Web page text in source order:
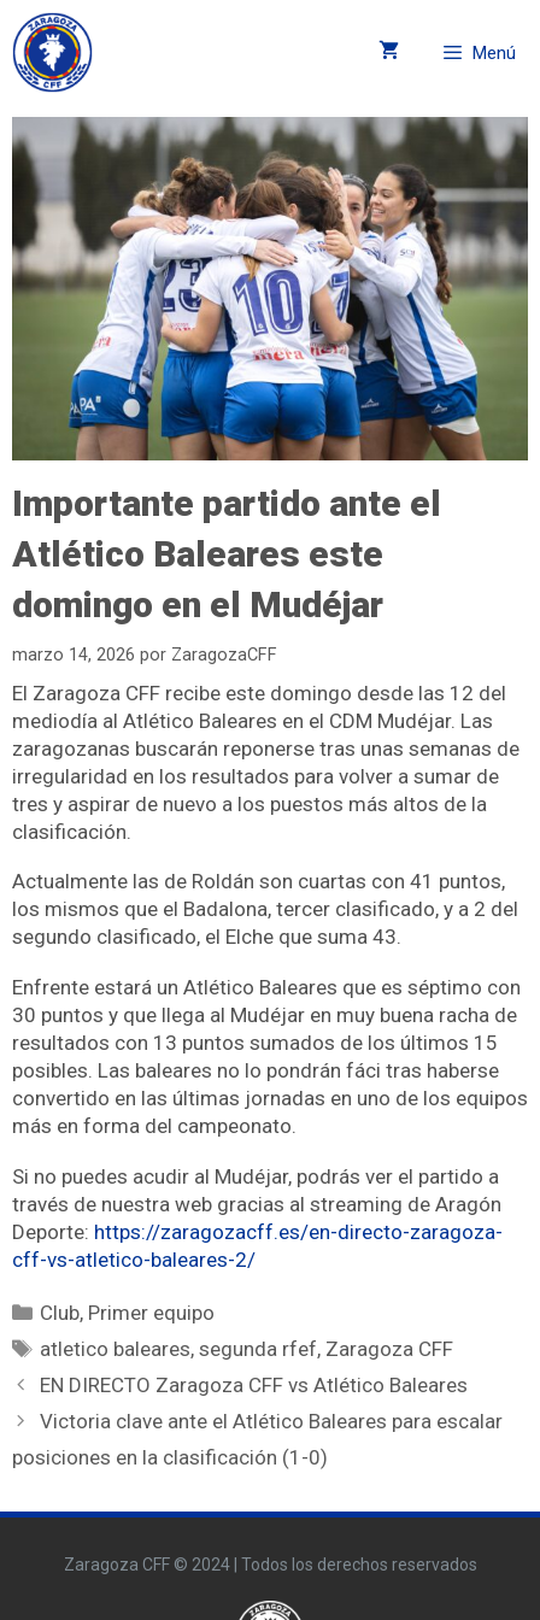
Menú
Importante partido ante el
Atlético Baleares este
domingo en el Mudéjar
marzo 14, 2026 por ZaragozaCFF
El Zaragoza CFF recibe este domingo desde las 12 del
mediodía al Atlético Baleares en el CDM Mudéjar. Las
zaragozanas buscarán reponerse tras unas semanas de
irregularidad en los resultados para volver a sumar de
tres y aspirar de nuevo a los puestos más altos de la
clasificación.
Actualmente las de Roldán son cuartas con 41 puntos,
los mismos que el Badalona, tercer clasificado, y a 2 del
segundo clasificado, el Elche que suma 43.
Enfrente estará un Atlético Baleares que es séptimo con
30 puntos y que llega al Mudéjar en muy buena racha de
resultados con 13 puntos sumados de los últimos 15
posibles. Las baleares no lo pondrán fáci tras haberse
convertido en las últimas jornadas en uno de los equipos
más en forma del campeonato.
Si no puedes acudir al Mudéjar, podrás ver el partido a
través de nuestra web gracias al streaming de Aragón
Deporte: https://zaragozacff.es/en-directo-zaragoza-
cff-vs-atletico-baleares-2/
Club, Primer equipo
atletico baleares,segunda rfef, Zaragoza CFF
EN DIRECTO Zaragoza CFF vs Atlético Baleares
Victoria clave ante el Atlético Baleares para escalar
posiciones en la clasificación (1-0)
Zaragoza CFF © 2024 | Todos los derechos reservados